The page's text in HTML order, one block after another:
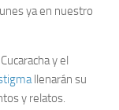
ya en nuestro
y el
llenarán su
y relatos.